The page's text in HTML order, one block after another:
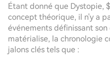
Étant donné que Dystopie,
concept théorique, il n'y a
événements définissant
matérialise, la chronologie
jalons clés tels que :